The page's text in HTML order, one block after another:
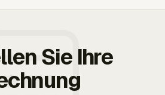
Sie Ihre